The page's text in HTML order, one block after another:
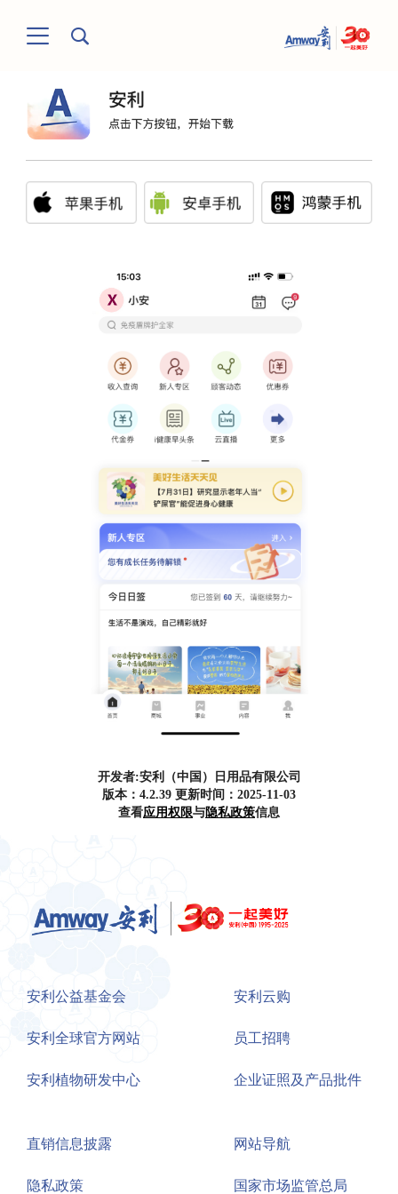
开发者:安利（中国）日用品有限公司
版本：4.2.39 更新时间：2025-11-03
查看应用权限与隐私政策信息
安利公益基金会
安利全球官方网站
安利植物研发中心
安利云购
员工招聘
企业证照及产品批件
直销信息披露
隐私政策
网站导航
国家市场监管总局